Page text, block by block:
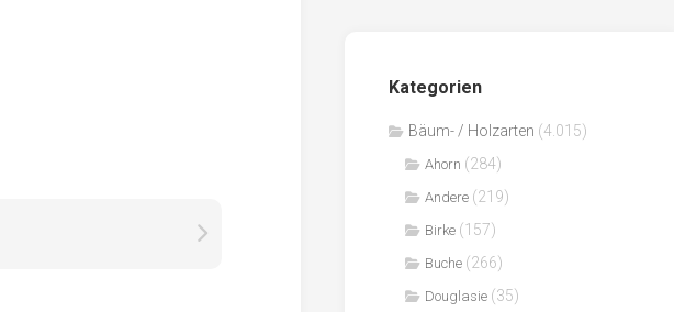
Kategorien
Bäum- / Holzarten (4.015)
Ahorn (284)
Andere (219)
Birke (157)
Buche (266)
Douglasie (35)